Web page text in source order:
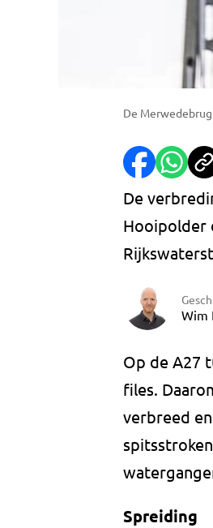
De
De
Hooipolder
Wim
Op de A27
files.
verbreed
Spreiding